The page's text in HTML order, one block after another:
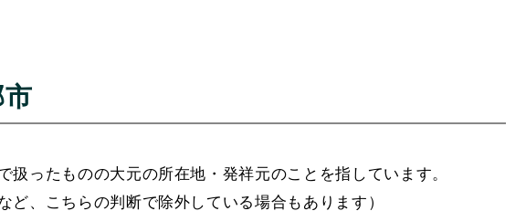
扱ったものの大元の所在地・発祥元のことを指しています。
ど、こちらの判断で除外している場合もあります）